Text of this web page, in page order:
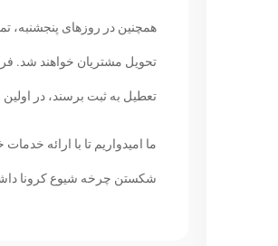
تحویل مشتریان خواهند شد.
تعطیل به ثبت برسند، در
ما امیدواریم تا با ارائه
شکستن چرخه شیوع کرونا